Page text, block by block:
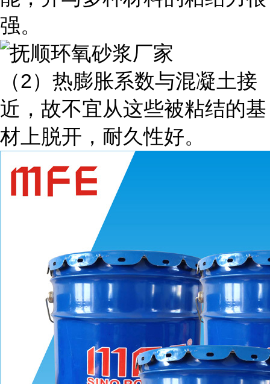
强。
（2）热膨胀系数与混凝土接
近，故不宜从这些被粘结的基
材上脱开，耐久性好。